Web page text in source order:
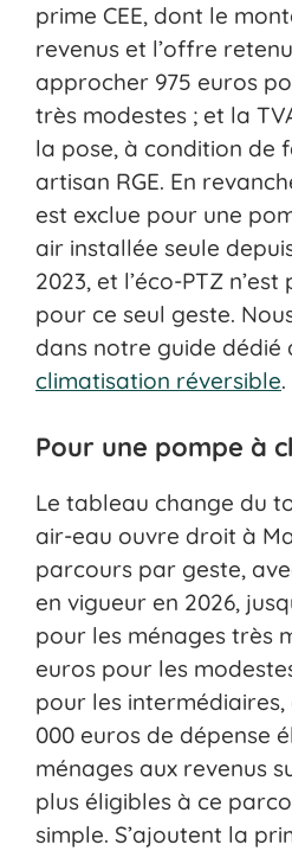
prime CEE, dont le
revenus et l’offre
approcher 975 euros
très modestes ; et la
la pose, à condition de
artisan RGE. En
est exclue pour une
air installée seule
2023, et l’éco-PTZ
pour ce seul geste.
dans notre guide dédié
climatisation réversible.
Pour une pompe à
Le tableau change du
air-eau ouvre droit à
parcours par geste,
en vigueur en 2026,
pour les ménages très
euros pour les
pour les intermédiaires,
000 euros de dépense
ménages aux revenus
plus éligibles à ce
simple. S’ajoutent la